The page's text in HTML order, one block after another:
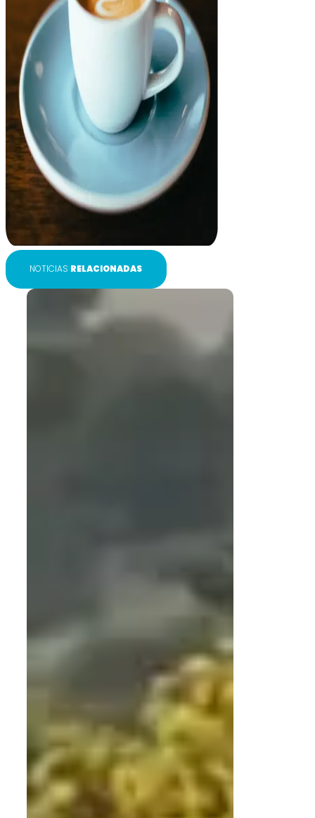
NOTICIAS RELACIONADAS